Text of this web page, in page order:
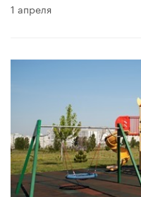
1 апреля